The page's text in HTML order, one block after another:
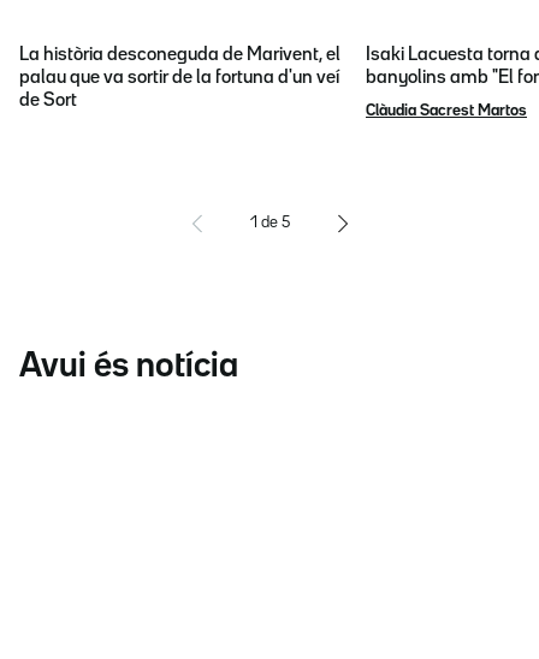
La història desconeguda de Marivent, el
palau que va sortir de la fortuna d'un veí
de Sort
Isaki Lacuesta torna
banyolins amb "El
Clàudia Sacrest Martos
1 de 5
Avui és notícia